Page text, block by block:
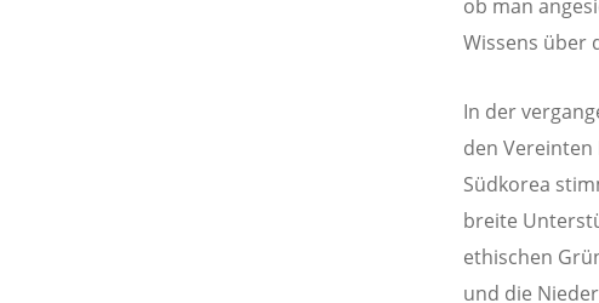
ob man
Wissens über
In der
den
Südkorea
breite
ethischen
und die